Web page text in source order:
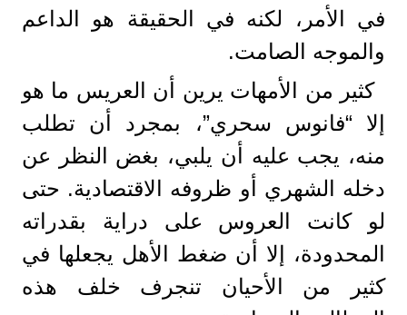
في الأمر، لكنه في الحقيقة هو الداعم
والموجه الصامت.
كثير من الأمهات يرين أن العريس ما هو
إلا “فانوس سحري”، بمجرد أن تطلب
منه، يجب عليه أن يلبي، بغض النظر عن
دخله الشهري أو ظروفه الاقتصادية. حتى
لو كانت العروس على دراية بقدراته
المحدودة، إلا أن ضغط الأهل يجعلها في
كثير من الأحيان تنجرف خلف هذه